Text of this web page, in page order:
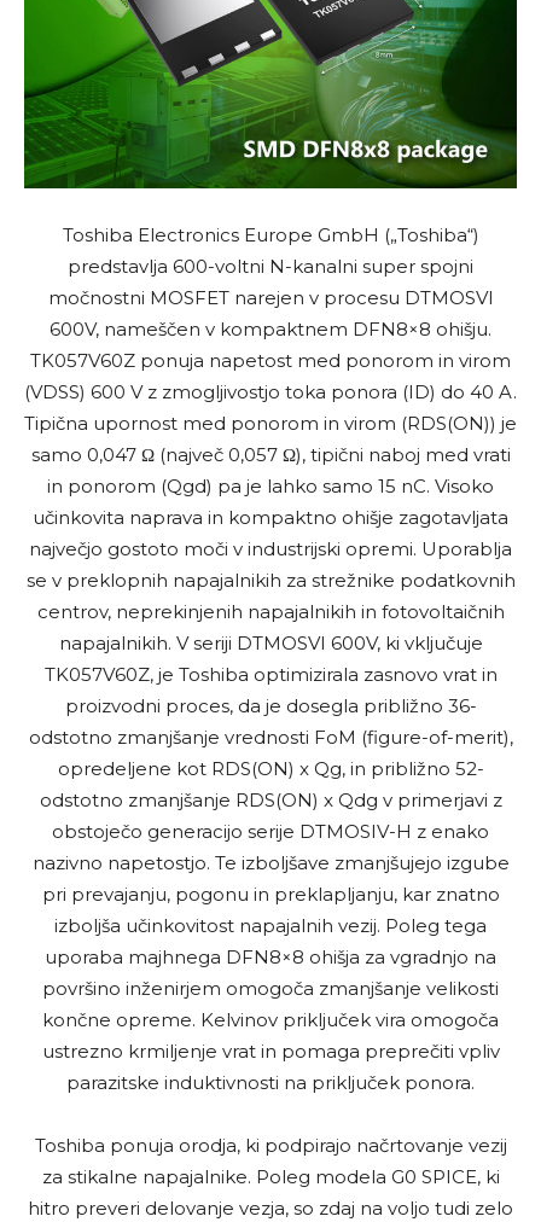
Toshiba Electronics Europe GmbH („Toshiba“)
predstavlja 600-voltni N-kanalni super spojni
močnostni MOSFET narejen v procesu DTMOSVI
600V, nameščen v kompaktnem DFN8×8 ohišju.
TK057V60Z ponuja napetost med ponorom in virom
(VDSS) 600 V z zmogljivostjo toka ponora (ID) do 40 A.
Tipična upornost med ponorom in virom (RDS(ON)) je
samo 0,047 Ω (največ 0,057 Ω), tipični naboj med vrati
in ponorom (Qgd) pa je lahko samo 15 nC. Visoko
učinkovita naprava in kompaktno ohišje zagotavljata
največjo gostoto moči v industrijski opremi. Uporablja
se v preklopnih napajalnikih za strežnike podatkovnih
centrov, neprekinjenih napajalnikih in fotovoltaičnih
napajalnikih. V seriji DTMOSVI 600V, ki vključuje
TK057V60Z, je Toshiba optimizirala zasnovo vrat in
proizvodni proces, da je dosegla približno 36-
odstotno zmanjšanje vrednosti FoM (figure-of-merit),
opredeljene kot RDS(ON) x Qg, in približno 52-
odstotno zmanjšanje RDS(ON) x Qdg v primerjavi z
obstoječo generacijo serije DTMOSIV-H z enako
nazivno napetostjo. Te izboljšave zmanjšujejo izgube
pri prevajanju, pogonu in preklapljanju, kar znatno
izboljša učinkovitost napajalnih vezij. Poleg tega
uporaba majhnega DFN8×8 ohišja za vgradnjo na
površino inženirjem omogoča zmanjšanje velikosti
končne opreme. Kelvinov priključek vira omogoča
ustrezno krmiljenje vrat in pomaga preprečiti vpliv
parazitske induktivnosti na priključek ponora.
Toshiba ponuja orodja, ki podpirajo načrtovanje vezij
za stikalne napajalnike. Poleg modela G0 SPICE, ki
hitro preveri delovanje vezja, so zdaj na voljo tudi zelo